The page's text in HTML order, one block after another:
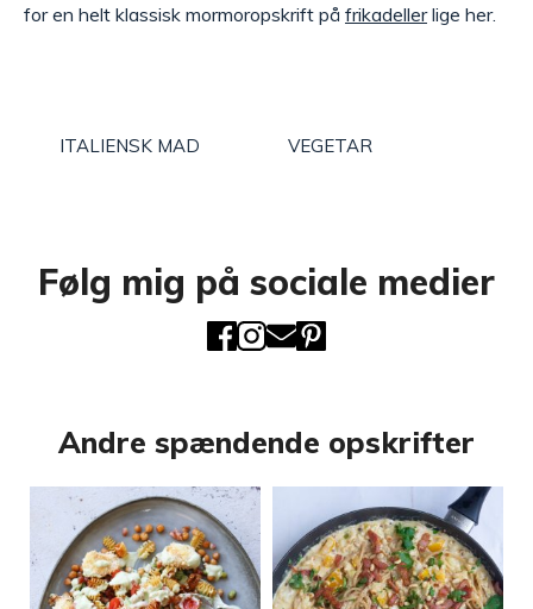
for en helt klassisk mormoropskrift på frikadellerlige her.
ITALIENSK MAD VEGETAR
Følg mig på sociale medier
Andre spændende opskrifter